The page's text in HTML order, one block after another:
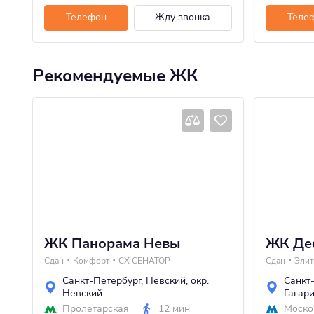
Телефон Жду звонка
Рекомендуемые ЖК
ЖК Панорама Невы
Сдан Комфорт СХ СЕНАТОР
Санкт-Петербург, Невский, окр.
Невский
Пролетарская
12 мин
ЖК
Сдан